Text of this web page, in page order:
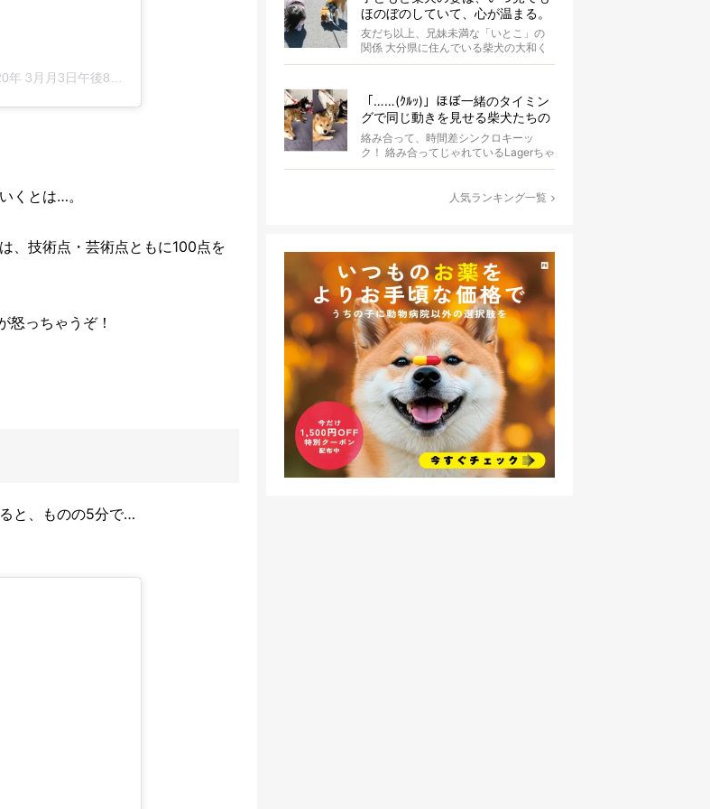
3月月3日午後8時01分PST
くとは…。
、技術点・芸術点ともに100点を
怒っちゃうぞ！
と、 ものの5分で…
ほのぼのしていて、心が温まる。
友だち以上、兄妹未満な「いとこ」の
関係 大分県に住んでいる柴犬の大和く
ん。Instagramにたびたび登場する...
「……(ｸﾙｯ)」ほぼ一緒のタイミン
グで同じ動きを見せる柴犬たちの
シンクロっぷりがなんだかスゴイ
絡み合って、時間差シンクロキーッ
ク！ 絡み合ってじゃれているLagerちゃ
んとaleちゃん。いったいどんな体勢...
人気ランキング一覧